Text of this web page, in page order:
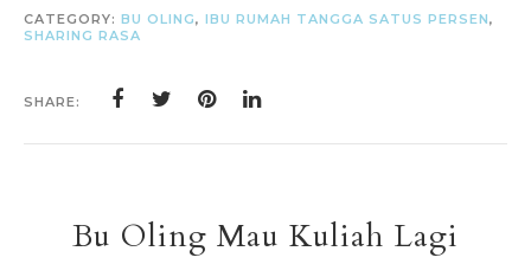
CATEGORY: BU OLING, IBU RUMAH TANGGA SATUS PERSEN,
SHARING RASA
SHARE:
Bu Oling Mau Kuliah Lagi